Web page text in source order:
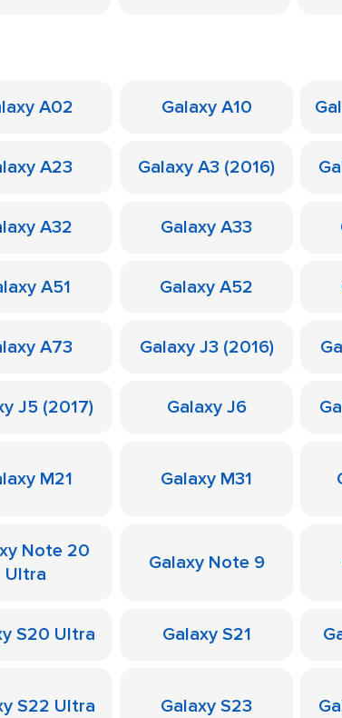
A02 Galaxy A10
A23 Galaxy A3 (2016)
A32 Galaxy A33
A51 Galaxy A52
A73 Galaxy J3 (2016)
J5 (2017) Galaxy J6
M21 Galaxy M31
Note 20
Ultra
Galaxy Note 9
S20 Ultra Galaxy S21
S22 Ultra Galaxy S23